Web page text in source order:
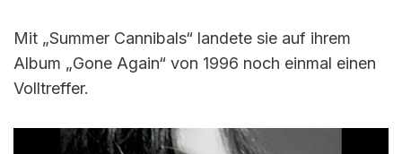
Mit „Summer Cannibals“ landete sie auf ihrem
Album „Gone Again“ von 1996 noch einmal einen
Volltreffer.